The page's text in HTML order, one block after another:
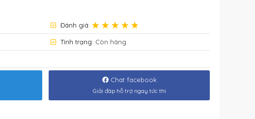
Đánh giá:
Tình trạng: Còn hàng
Chat facebook
Giải đáp hỗ trợ ngay tức thì